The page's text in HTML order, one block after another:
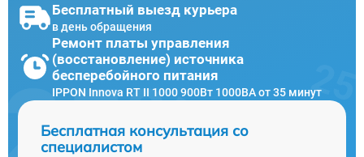
Бесплатный выезд курьера
в день обращения
Ремонт платы управления
(восстановление) источника
бесперебойного питания
IPPON Innova RT II 1000 900Вт 1000ВА от 35 минут
Бесплатная консультация со
специалистом